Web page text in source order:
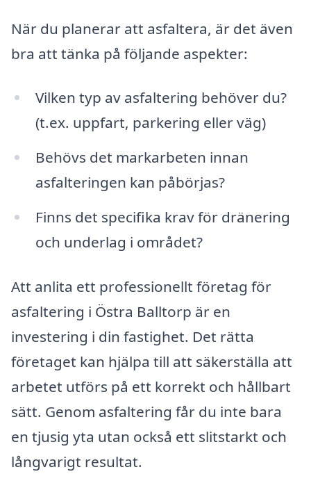
När du planerar att asfaltera, är det även
bra att tänka på följande aspekter:
Vilken typ av asfaltering behöver du?
(t.ex. uppfart, parkering eller väg)
Behövs det markarbeten innan
asfalteringen kan påbörjas?
Finns det specifika krav för dränering
och underlag i området?
Att anlita ett professionellt företag för
asfaltering i Östra Balltorp är en
investering i din fastighet. Det rätta
företaget kan hjälpa till att säkerställa att
arbetet utförs på ett korrekt och hållbart
sätt. Genom asfaltering får du inte bara
en tjusig yta utan också ett slitstarkt och
långvarigt resultat.